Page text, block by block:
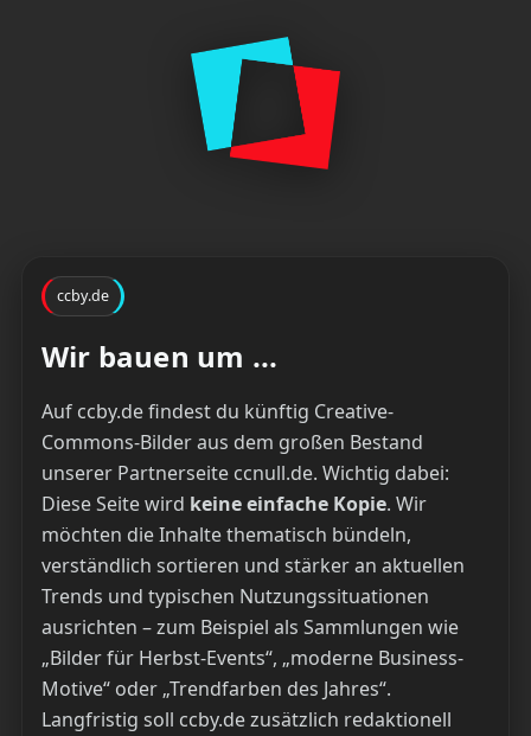
ccby.de
Wir bauen um ...
Auf ccby.de findest du künftig Creative-
Commons-Bilder aus dem großen Bestand
unserer Partnerseite ccnull.de. Wichtig dabei:
Diese Seite wird keine einfache Kopie. Wir
möchten die Inhalte thematisch bündeln,
verständlich sortieren und stärker an aktuellen
Trends und typischen Nutzungssituationen
ausrichten – zum Beispiel als Sammlungen wie
„Bilder für Herbst-Events“, „moderne Business-
Motive“ oder „Trendfarben des Jahres“.
Langfristig soll ccby.de zusätzlich redaktionell